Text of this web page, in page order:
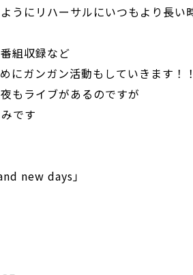
うにリハーサルにいつもより長い
組収録など
にガンガン活動もしていきます！！
もライブがあるのですが
です
new days」